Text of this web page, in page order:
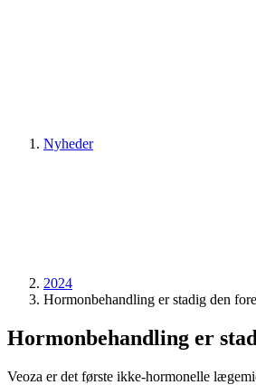
Nyheder
2024
Hormonbehandling er stadig den
Hormonbehandling er
Veoza er det første ikke-hormonelle